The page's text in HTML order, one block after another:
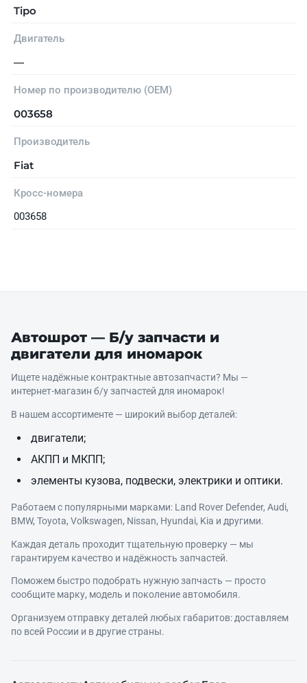
Tipo
Двигатель
—
Номер по производителю (OEM)
003658
Производитель
Fiat
Кросс-номера
003658
Автошрот — Б/у запчасти и
двигатели для иномарок
Ищете надёжные контрактные автозапчасти? Мы —
интернет‑магазин б/у запчастей для иномарок!
В нашем ассортименте — широкий выбор деталей:
двигатели;
АКПП и МКПП;
элементы кузова, подвески, электрики и оптики.
Работаем с популярными марками: Land Rover Defender, Audi,
BMW, Toyota, Volkswagen, Nissan, Hyundai, Kia и другими.
Каждая деталь проходит тщательную проверку — мы
гарантируем качество и надёжность запчастей.
Поможем быстро подобрать нужную запчасть — просто
сообщите марку, модель и поколение автомобиля.
Организуем отправку деталей любых габаритов: доставляем
по всей России и в другие страны.